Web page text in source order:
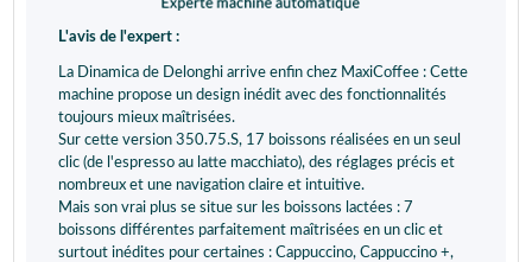
L'avis de l'expert :
La Dinamica de Delonghi arrive enfin chez MaxiCoffee : Cette
machine propose un design inédit avec des fonctionnalités
toujours mieux maîtrisées.
Sur cette version 350.75.S, 17 boissons réalisées en un seul
clic (de l'espresso au latte macchiato), des réglages précis et
nombreux et une navigation claire et intuitive.
Mais son vrai plus se situe sur les boissons lactées : 7
boissons différentes parfaitement maîtrisées en un clic et
surtout inédites pour certaines : Cappuccino, Cappuccino +,